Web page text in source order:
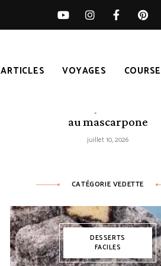
ARTICLES VOYAGES COURSE
au mascarpone
juillet 10, 2026
CATÉGORIE VEDETTE
DESSERTS
FACILES